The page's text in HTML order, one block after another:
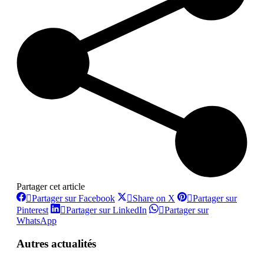
Partager cet article
Partager sur FacebookPartager
sur
Facebook
Share on X Partager
sur
X
Partager sur
PinterestPartager
sur
Partager sur LinkedIn PartagerPartager sur
WhatsAppPartager
WhatsApp
Autres actualités